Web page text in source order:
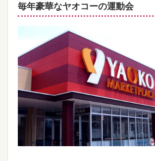
毎年豪華なヤオコーの運動会